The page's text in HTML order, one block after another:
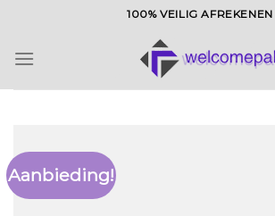
inhoud
100% VEILIG AFREKENEN
Aanbieding!